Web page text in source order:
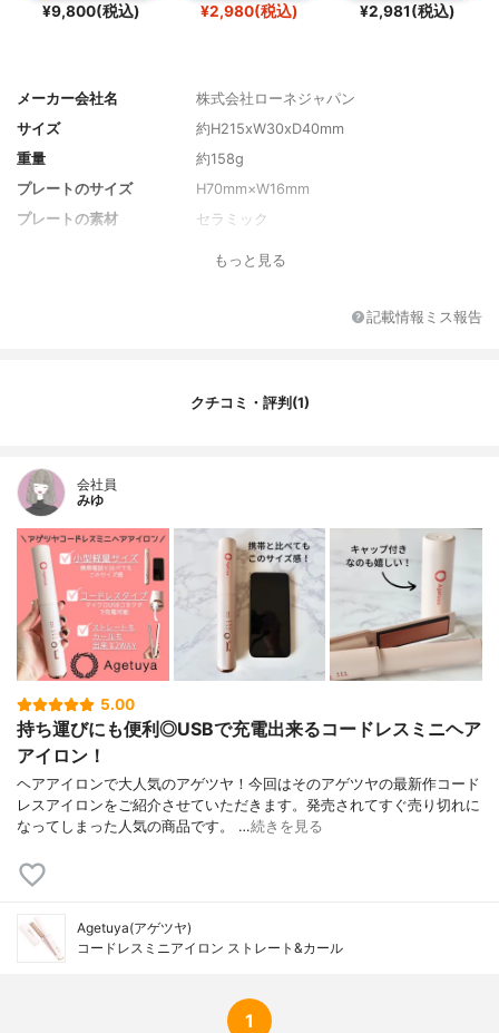
¥9,800(税込) ¥2,980(税込) ¥2,981(税込)
メーカー会社名
株式会社ローネジャパン
サイズ
約H215xW30xD40mm
重量
約158g
プレートのサイズ
H70mm×W16mm
プレートの素材
セラミック
160～200℃
本体・USB充電ケーブル・ポーチ
もっと見る
記載情報ミス報告
クチコミ・評判(1)
会社員
みゆ
5.00
持ち運びにも便利◎USBで充電出来るコードレスミニヘア
アイロン！
ヘアアイロンで大人気のアゲツヤ！今回はそのアゲツヤの最新作コード
レスアイロンをご紹介させていただきます。発売されてすぐ売り切れに
なってしまった人気の商品です。 …続きを見る
Agetuya(アゲツヤ)
コードレスミニアイロン ストレート&カール
1